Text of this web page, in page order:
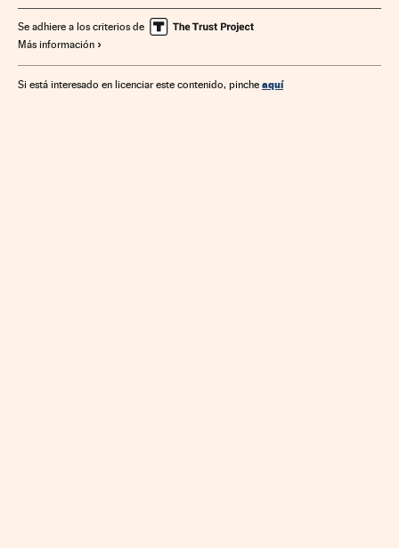
Conflictos España
Se adhiere a los criterios de
Más información
Si está interesado en licenciar este contenido, pinche aquí